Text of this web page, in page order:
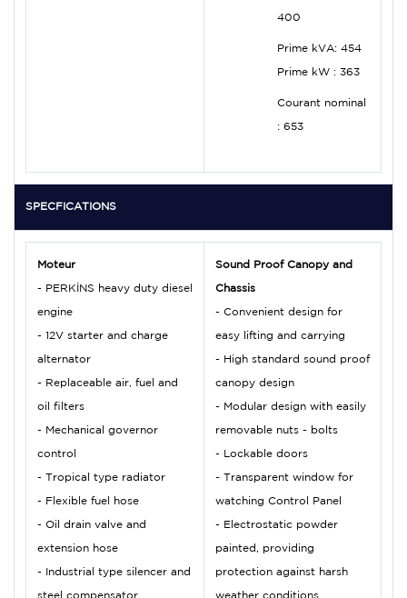
400
Prime kVA: 454
Prime kW : 363
Courant nominal
: 653
SPECFICATIONS
Moteur
- PERKİNS heavy duty diesel
engine
- 12V starter and charge
alternator
- Replaceable air, fuel and
oil filters
- Mechanical governor
control
- Tropical type radiator
- Flexible fuel hose
- Oil drain valve and
extension hose
- Industrial type silencer and
steel compensator
Sound Proof Canopy and
Chassis
- Convenient design for
easy lifting and carrying
- High standard sound proof
canopy design
- Modular design with easily
removable nuts - bolts
- Lockable doors
- Transparent window for
watching Control Panel
- Electrostatic powder
painted, providing
protection against harsh
weather conditions